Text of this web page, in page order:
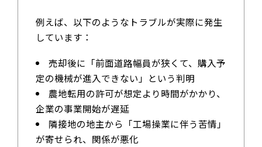
例えば、以下のようなトラブルが実際に発生
しています：
売却後に「前面道路幅員が狭くて、購入予
定の機械が進入できない」という判明
農地転用の許可が想定より時間がかかり、
企業の事業開始が遅延
隣接地の地主から「工場操業に伴う苦情」
が寄せられ、関係が悪化